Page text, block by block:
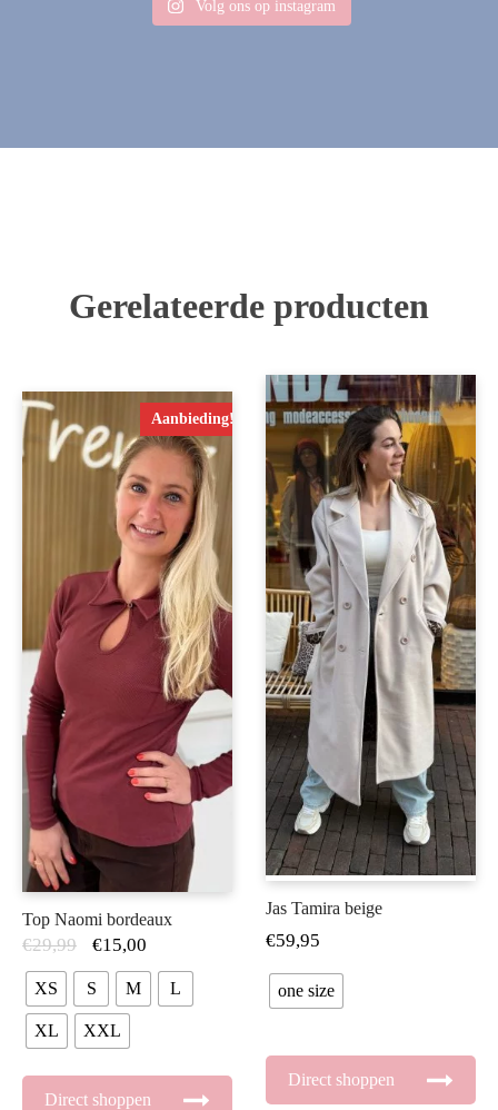
Volg ons op instagram
Gerelateerde producten
Aanbieding!
Top Naomi bordeaux
€29,99 €15,00
XS S M L
XL XXL
Direct shoppen
Jas Tamira beige
€59,95
one size
Direct shoppen